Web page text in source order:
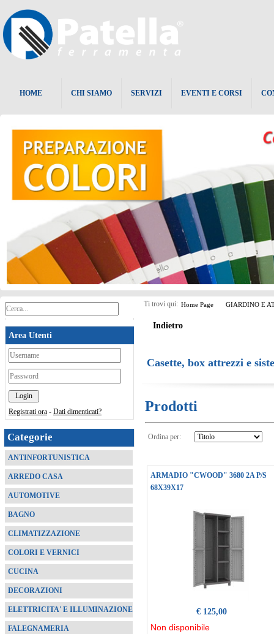
HOME CHI SIAMO SERVIZI EVENTI E CORSI
Area Utenti
*
*
Registrati ora - Dati dimenticati?
Categorie
ANTINFORTUNISTICA
ARREDO CASA
AUTOMOTIVE
BAGNO
CLIMATIZZAZIONE
COLORI E VERNICI
CUCINA
DECORAZIONI
ELETTRICITA' E ILLUMINAZIONE
FALEGNAMERIA
Ti trovi qui: Home Page GIARDINO E
Indietro
Casette, box attrezzi e
Prodotti
Ordina per:
ARMADIO "CWOOD" 3680 2A P/S
68X39X17
€ 125,00
Non disponibile